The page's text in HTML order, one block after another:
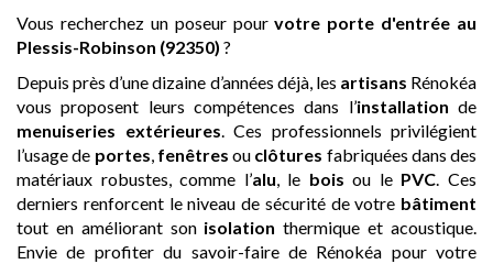
Vous recherchez un poseur pourvotre porte d'entrée au
Plessis-Robinson (92350) ?
Depuis près d’une dizaine d’années déjà, les artisans Rénokéa
vous proposent leurs compétences dans l’installation de
menuiseries extérieures. Ces professionnels privilégient
l’usage de portes, fenêtres ou clôtures fabriquées dans des
matériaux robustes, comme l’alu, le bois ou le PVC. Ces
derniers renforcent le niveau de sécurité de votre bâtiment
tout en améliorant son isolation thermique et acoustique.
Envie de profiter du savoir-faire de Rénokéa pour votre